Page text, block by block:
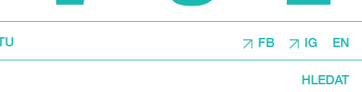
FB IG EN
HLEDAT